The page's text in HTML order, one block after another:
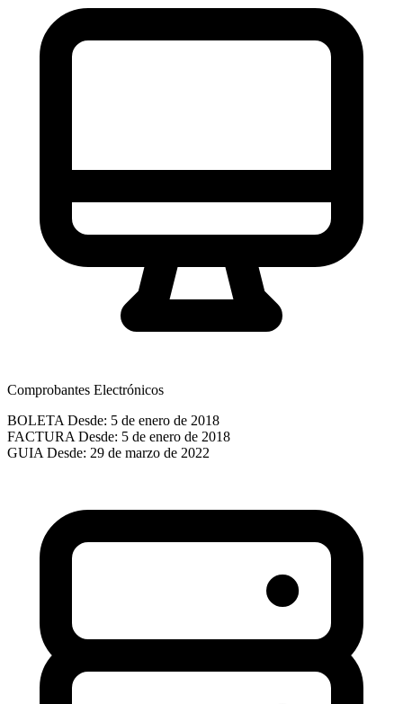
Comprobantes Electrónicos
BOLETA Desde: 5 de enero de 2018
FACTURA Desde: 5 de enero de 2018
GUIA Desde: 29 de marzo de 2022